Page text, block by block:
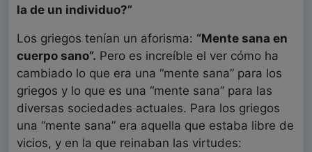
la de un individuo?”
Los griegos tenían un aforisma: “Mente sana en
cuerpo sano”. Pero es increíble el ver cómo ha
cambiado lo que era una “mente sana” para los
griegos y lo que es una “mente sana” para las
diversas sociedades actuales. Para los griegos
una “mente sana” era aquella que estaba libre de
vicios, y en la que reinaban las virtudes: